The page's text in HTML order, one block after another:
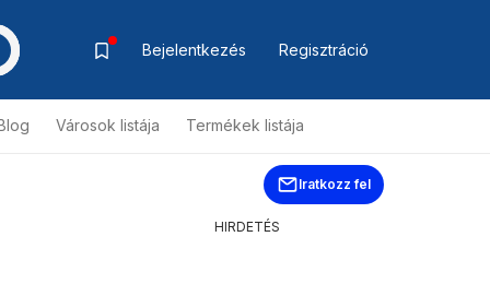
Bejelentkezés Regisztráció
Városok listája Termékek listája
Iratkozz fel
HIRDETÉS